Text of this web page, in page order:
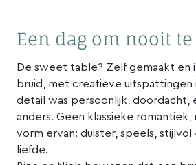
Een dag om nooit
De sweet table? Zelf gemaakt en
bruid, met creatieve uitspattingen
detail was persoonlijk, doordacht,
anders. Geen klassieke romantiek,
vorm ervan: duister, speels, stijlvol
liefde.